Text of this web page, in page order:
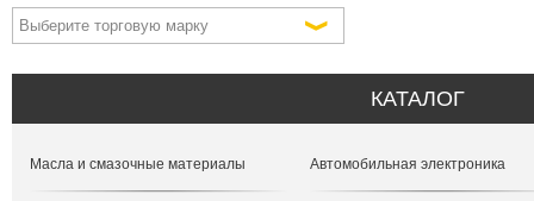
КАТАЛОГ
Масла и смазочные материалы Автомобильная электроника